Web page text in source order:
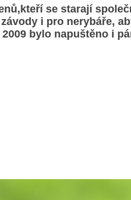
se starají
i pro nerybáře,
bylo napuštěno i